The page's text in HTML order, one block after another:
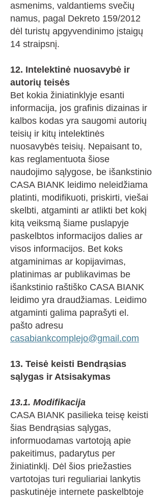
asmenims, valdantiems svečių
namus, pagal Dekreto 159/2012
dėl turistų apgyvendinimo įstaigų
14 straipsnį.
12. Intelektinė nuosavybė ir
autorių teisės
Bet kokia žiniatinklyje esanti
informacija, jos grafinis dizainas ir
kalbos kodas yra saugomi autorių
teisių ir kitų intelektinės
nuosavybės teisių. Nepaisant to,
kas reglamentuota šiose
naudojimo sąlygose, be išankstinio
CASA BIANK leidimo neleidžiama
platinti, modifikuoti, priskirti, viešai
skelbti, atgaminti ar atlikti bet kokį
kitą veiksmą šiame puslapyje
paskelbtos informacijos dalies ar
visos informacijos. Bet koks
atgaminimas ar kopijavimas,
platinimas ar publikavimas be
išankstinio raštiško CASA BIANK
leidimo yra draudžiamas. Leidimo
atgaminti galima paprašyti el.
pašto adresu
casabiankcomplejo@gmail.com
13. Teisė keisti Bendrąsias
sąlygas ir Atsisakymas
13.1. Modifikacija
CASA BIANK pasilieka teisę keisti
šias Bendrąsias sąlygas,
informuodamas vartotoją apie
pakeitimus, padarytus per
žiniatinklį. Dėl šios priežasties
vartotojas turi reguliariai lankytis
paskutinėje internete paskelbtoje